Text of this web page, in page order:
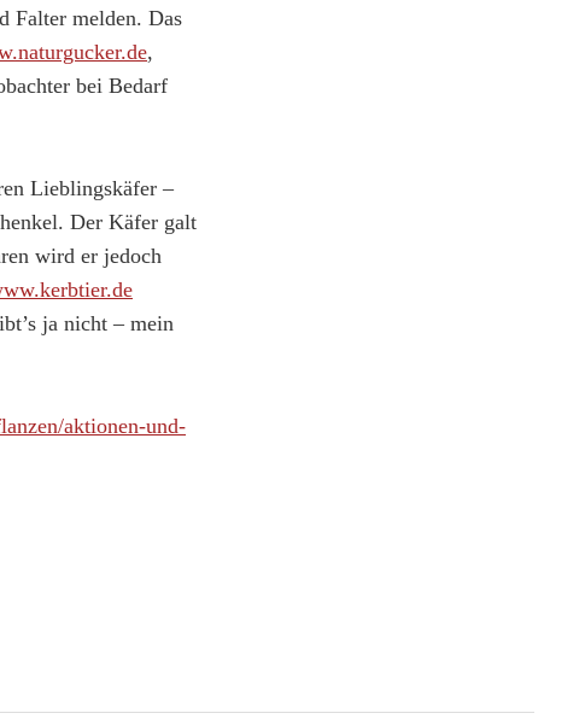
Falter melden. Das
,
bei Bedarf
Lieblingskäfer –
Der Käfer galt
wird er jedoch
ja nicht – mein
aktionen-und-